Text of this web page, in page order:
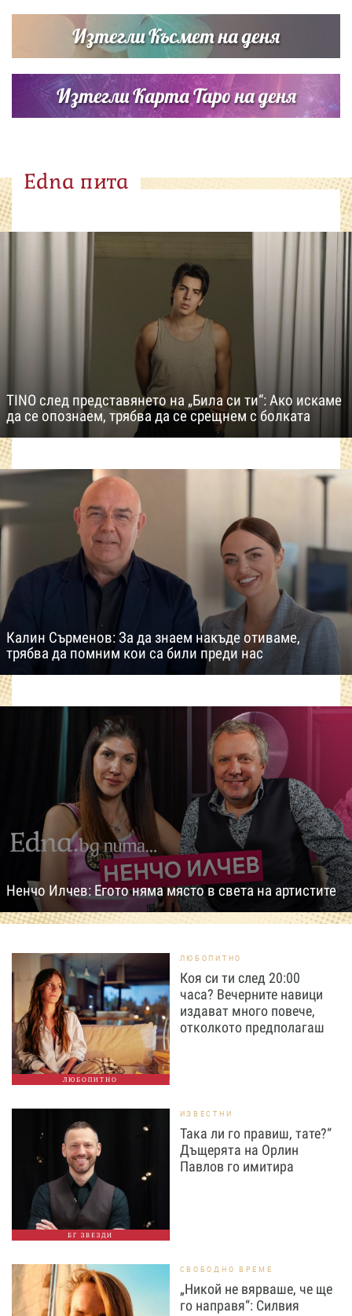
Изтегли Късмет на деня
Изтегли Карта Таро на деня
Edna пита
TINO след представянето на „Била си ти“: Ако искаме
да се опознаем, трябва да се срещнем с болката
Калин Сърменов: За да знаем накъде отиваме,
трябва да помним кои са били преди нас
Ненчо Илчев: Егото няма място в света на артистите
ЛЮБОПИТНО
ЛЮБОПИТНО
Коя си ти след 20:00
часа? Вечерните навици
издават много повече,
отколкото предполагаш
БГ ЗВЕЗДИ
ИЗВЕСТНИ
Така ли го правиш, тате?“
Дъщерята на Орлин
Павлов го имитира
СВОБОДНО ВРЕМЕ
„Никой не вярваше, че ще
го направя“: Силвия